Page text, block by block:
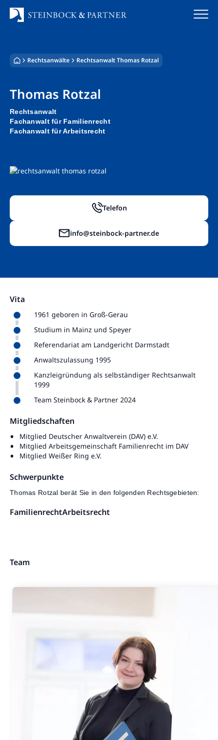
Inhalt
springen
Startseite
Team
Standorte
Steuerberatung
Kontakt
Rechtsanwälte Rechtsanwalt Thomas Rotzal
Thomas Rotzal
Rechtsanwalt
Fachanwalt für Familienrecht
Fachanwalt für Arbeitsrecht
Telefon
info@steinbock-partner.de
Vita
1961 geboren in Groß-Gerau
Studium in Mainz und Speyer
Referendariat am Landgericht Darmstadt
Anwaltszulassung 1995
Kanzleigründung als selbständiger Rechtsanwalt
1999
Team Steinbock & Partner 2024
Mitgliedschaften
Mitglied Deutscher Anwaltverein (DAV) e.V.
Mitglied Arbeitsgemeinschaft Familienrecht im DAV
Mitglied Weißer Ring e.V.
Schwerpunkte
Thomas Rotzal berät Sie in den folgenden Rechtsgebieten:
FamilienrechtArbeitsrecht
Team